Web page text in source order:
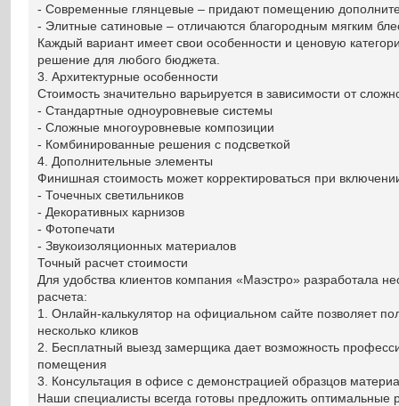
- Современные глянцевые – придают помещению
- Элитные сатиновые – отличаются благородным мягким
Каждый вариант имеет свои особенности и ценовую
решение для любого бюджета.
3. Архитектурные особенности
Стоимость значительно варьируется в зависимости от
- Стандартные одноуровневые системы
- Сложные многоуровневые композиции
- Комбинированные решения с подсветкой
4. Дополнительные элементы
Финишная стоимость может корректироваться при
- Точечных светильников
- Декоративных карнизов
- Фотопечати
- Звукоизоляционных материалов
Точный расчет стоимости
Для удобства клиентов компания «Маэстро» разработала
расчета:
1. Онлайн-калькулятор на официальном сайте позволяет
несколько кликов
2. Бесплатный выезд замерщика дает возможность
помещения
3. Консультация в офисе с демонстрацией образцов
Наши специалисты всегда готовы предложить оптимальные